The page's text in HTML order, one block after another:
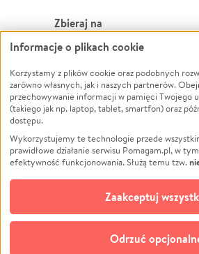
Zbieraj na
Leczenie
Zwierzęta
Pożar
Ukraina
Pomoc Finansowa
Projekty
Pogrzeb
Społeczność lokalna
Kultura
Informacje o plikach cookie
Korzystamy z plików cookie oraz podobnych
zarówno własnych, jak i naszych partnerów.
przechowywanie informacji w pamięci Twojego
(takiego jak np. laptop, tablet, smartfon) oraz
dostępu.
Wykorzystujemy te technologie przede
prawidłowe działanie serwisu Pomagam.pl, w
efektywność funkcjonowania. Służą temu tzw.
opcjonalnych plików
technologii do celów analitycznych i
zgodę na ich stosowanie lub jej odmówić. W
możliwość zmiany swoich preferencji na stronie
do której link znajdziesz w stopce serwisu
Odrzuć
Zaakceptuj